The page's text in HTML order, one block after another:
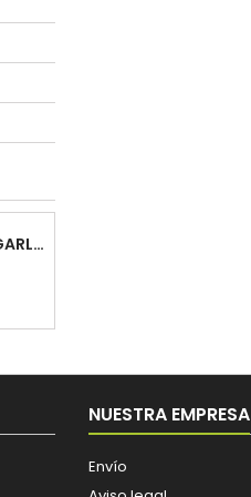
EVAPORATIVO GARLAND COOL 1530
NUESTRA EMPRESA
Envío